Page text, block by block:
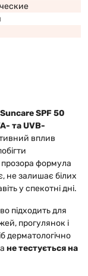
SPF 50
та UVB-
вплив
формула
не залишає білих
у спекотні дні.
підходить для
прогулянок і
дерматологічно
не тестується на